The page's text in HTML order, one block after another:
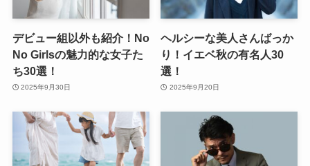
デビュー組以外も紹介！No
No Girlsの魅力的な女子た
ち30選！
2025年9月30日
ヘルシーな美人さんばっか
り！イエベ秋の有名人30
選！
2025年9月20日